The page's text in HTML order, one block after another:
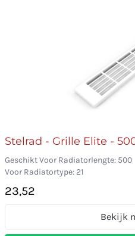
Stelrad - Grille Elite -
Geschikt Voor Radiatorlengte: 500
Voor Radiatortype: 21
23,52
Bekijk